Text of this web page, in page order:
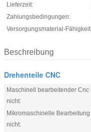
Lieferzeit:
Zahlungsbedingungen:
Versorgungsmaterial-
Beschreibung
Drehenteile CNC
Maschinell bearbeitender Cnc
nicht:
Mikromaschinelle
nicht: